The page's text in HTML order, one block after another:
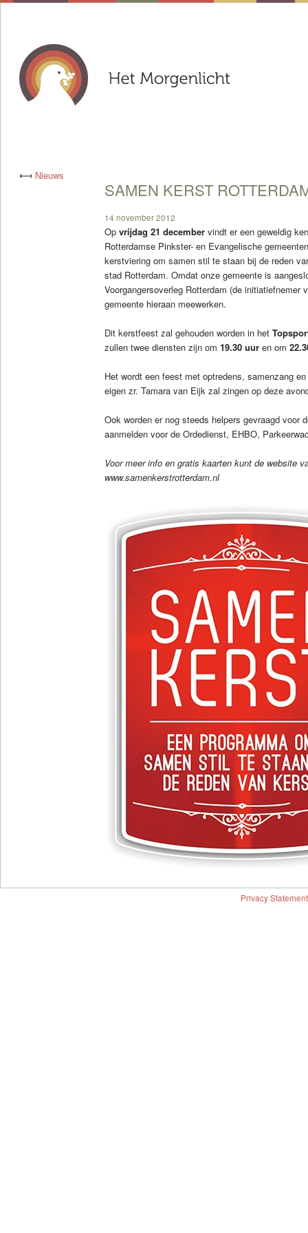
⟻ Nieuws
SAMEN KERST
14 november 2012
Op vrijdag 21 decembervindt er een geweldig
Rotterdamse Pinkster- en Evangelische
kerstviering om samen stil te staan bij de reden
stad Rotterdam. Omdat onze gemeente is
Voorgangersoverleg Rotterdam (de initiatiefnemer
gemeente hieraan meewerken.
Dit kerstfeest zal gehouden worden in het
zullen twee diensten zijn om 19.30 uuren om
Het wordt een feest met optredens, samenzang
eigen zr. Tamara van Eijk zal zingen op deze
Ook worden er nog steeds helpers gevraagd voor
aanmelden voor de Ordedienst, EHBO,
Voor meer info en gratis kaarten kunt de website
www.samenkerstrotterdam.nl
Privacy Statement